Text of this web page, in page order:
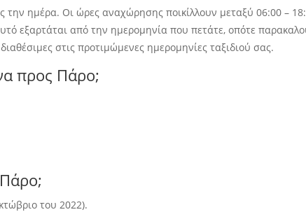
ημέρα. Οι ώρες αναχώρησης ποικίλλουν μεταξύ 06:00 –
εξαρτάται από την ημερομηνία που πετάτε, οπότε
στις προτιμώμενες ημερομηνίες ταξιδιού σας.
προς Πάρο;
του 2022).